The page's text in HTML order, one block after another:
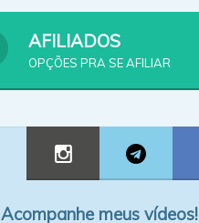
AFILIADOS
OPÇÕES PRA SE AFILIAR
Acompanhe meus vídeos!